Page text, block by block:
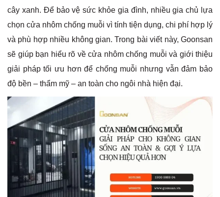
cây xanh. Để bảo vệ sức khỏe gia đình, nhiều gia chủ lựa
chọn cửa nhôm chống muỗi vì tính tiện dụng, chi phí hợp lý
và phù hợp nhiều không gian. Trong bài viết này, Goonsan
sẽ giúp bạn hiểu rõ về cửa nhôm chống muỗi và giới thiệu
giải pháp tối ưu hơn để chống muỗi nhưng vẫn đảm bảo
độ bền – thẩm mỹ – an toàn cho ngôi nhà hiện đại.